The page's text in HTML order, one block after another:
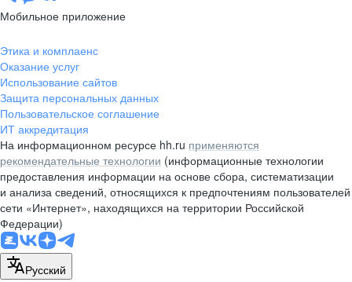
10 этаж, помещение 45-1
pr@rabota.by
Алматы
пр. Абая, д. 151, БЦ Алатау,
12 этаж, офис 1209
+7 727 232-13-13
pr@headhunter.com.kz
Мобильное приложение
Этика и комплаенс
Оказание услуг
Использование сайтов
Защита персональных данных
Пользовательское соглашение
ИТ аккредитация
На информационном ресурсе hh.ru применяются
рекомендательные технологии (информационные технологии
предоставления информации на основе сбора, систематизации
и анализа сведений, относящихся к предпочтениям пользователей
сети «Интернет», находящихся на территории Российской
Федерации)
Русский